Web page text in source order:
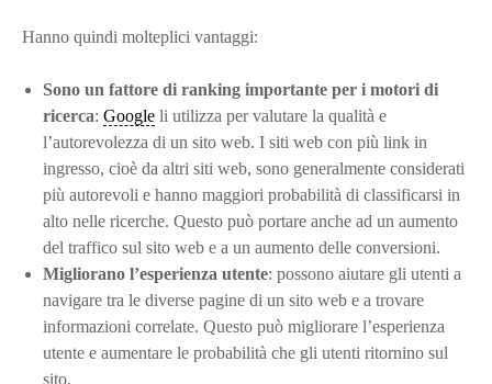
Hanno quindi molteplici vantaggi:
Sono un fattore di ranking importante per i motori di
ricerca:Google li utilizza per valutare la qualità e
l’autorevolezza di un sito web. I siti web con più link in
ingresso, cioè da altri siti web, sono generalmente considerati
più autorevoli e hanno maggiori probabilità di classificarsi in
alto nelle ricerche. Questo può portare anche ad un aumento
del traffico sul sito web e a un aumento delle conversioni.
Migliorano l’esperienza utente: possono aiutare gli utenti a
navigare tra le diverse pagine di un sito web e a trovare
informazioni correlate. Questo può migliorare l’esperienza
utente e aumentare le probabilità che gli utenti ritornino sul
sito.